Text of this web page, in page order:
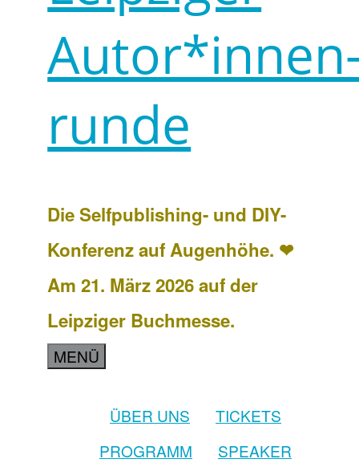
runde
Die Selfpublishing- und DIY-
Konferenz auf Augenhöhe. ❤
Am 21. März 2026 auf der
Leipziger Buchmesse.
MENÜ
ÜBER UNS
TICKETS
PROGRAMM
SPEAKER